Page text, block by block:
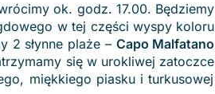
ok. godz. 17.00. Będziemy
w tej części wyspy koloru
2 słynne plaże – Capo Malfatano
się w urokliwej zatoczce
miękkiego piasku i turkusowej